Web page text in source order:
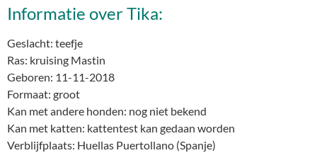
Informatie over Tika:
Geslacht: teefje
Ras: kruising Mastin
Geboren: 11-11-2018
Formaat: groot
Kan met andere honden: nog niet bekend
Kan met katten: kattentest kan gedaan worden
Verblijfplaats: Huellas Puertollano (Spanje)